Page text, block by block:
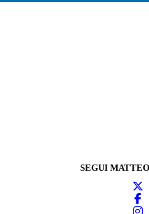
SEGUI